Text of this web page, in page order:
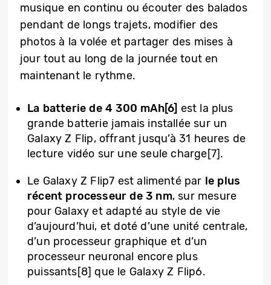
musique en continu ou écouter des balados
pendant de longs trajets, modifier des
photos à la volée et partager des mises à
jour tout au long de la journée tout en
maintenant le rythme.
La batterie de 4 300 mAh[6] est la plus
grande batterie jamais installée sur un
Galaxy Z Flip, offrant jusqu’à 31 heures de
lecture vidéo sur une seule charge[7].
Le Galaxy Z Flip7 est alimenté par le plus
récent processeur de 3 nm, sur mesure
pour Galaxy et adapté au style de vie
d’aujourd’hui, et doté d’une unité centrale,
d’un processeur graphique et d’un
processeur neuronal encore plus
puissants[8] que le Galaxy Z Flip6.